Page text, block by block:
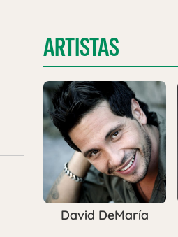
ARTISTAS
David DeMaría